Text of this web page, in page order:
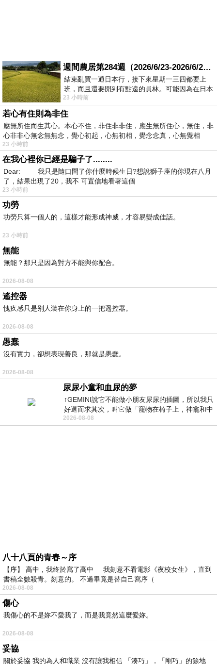
週間農居第284週（2026/6/23-2026/6/24) 夏至 金黃稻浪洋溢豐收喜悅
結束亂買一通日本行，接下來星期一三四都要上
班，而且還要開到有點遠的員林。可能因為在日本
花不少錢，星期一出門上班時，心裡沒有一
23 小時前
若心有住則為非住
應無所住而生其心。本心不住，非住非非住，應生無所住心，無住，非
心非非心無念無無念，覺心初起，心無初相，覺念念真，心無覺相
23 小時前
在我心裡你已經是騙子了........
Dear: 我只是隨口問了你什麼時候生日?想說獅子座的你現在八月
了，結果出現了20，我不 可置信地看著這個
23 小時前
功勞
功勞只算一個人的，這樣才能形成神威，才容易變成佳話。
23 小時前
無能
無能？那只是因為對方不能與你配合。
2026-08-08
遙控器
愧疚感只是别人装在你身上的一把遥控器。
2026-08-08
愚蠢
沒有實力，卻想表現善良，那就是愚蠢。
2026-08-08
尿尿小童和血尿的夢
↑GEMINI說它不能做小朋友尿尿的插圖，所以我只
好退而求其次，叫它做「寵物在椅子上，神龕和中
年人臉孔」的畫了。 六月底
2026-08-08
八十八頁的青春～序
【序】 高中，我終於寫了高中 我刻意不看電影《夜校女生》，直到
書稿全數殺青。刻意的。 不過畢竟是替自己寫序（
2026-08-08
傷心
我傷心的不是妳不愛我了，而是我竟然這麼愛妳。
2026-08-08
妥協
關於妥協 我的為人和職業 沒有讓我相信 「湊巧」，「剛巧」的餘地